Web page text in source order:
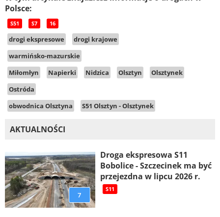
Polsce:
S51 S7 16
drogi ekspresowe
drogi krajowe
warmińsko-mazurskie
Miłomłyn
Napierki Nidzica Olsztyn
Olsztynek
Ostróda
obwodnica Olsztyna
S51 Olsztyn - Olsztynek
AKTUALNOŚCI
7
Droga ekspresowa S11
Bobolice - Szczecinek ma być
przejezdna w lipcu 2026 r.
S11